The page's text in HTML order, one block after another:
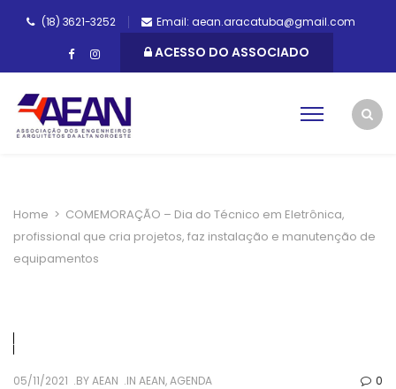
(18) 3621-3252 Email: aean.aracatuba@gmail.com
ACESSO DO ASSOCIADO
Home > COMEMORAÇÃO – Dia do Técnico em Eletrônica,
profissional que cria projetos, faz instalação e manutenção de
equipamentos
05/11/2021 BYAEAN IN AEAN,AGENDA 0